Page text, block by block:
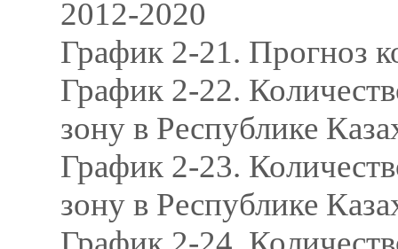
2012-2020
График 2-21. Прогноз
График 2-22.
зону в Республике
График 2-23.
зону в Республике